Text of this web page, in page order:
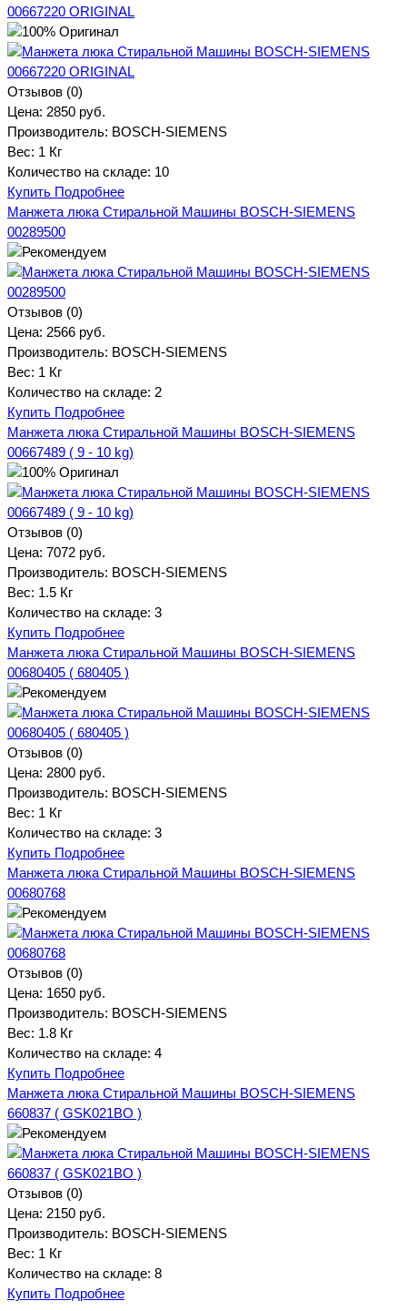
00667220 ORIGINAL
Отзывов (0)
Цена: 2850 руб.
Производитель: BOSCH-SIEMENS
Вес: 1 Кг
Количество на складе: 10
Купить Подробнее
Манжета люка Стиральной Машины BOSCH-SIEMENS
00289500
Отзывов (0)
Цена: 2566 руб.
Производитель: BOSCH-SIEMENS
Вес: 1 Кг
Количество на складе: 2
Купить Подробнее
Манжета люка Стиральной Машины BOSCH-SIEMENS
00667489 ( 9 - 10 kg)
Отзывов (0)
Цена: 7072 руб.
Производитель: BOSCH-SIEMENS
Вес: 1.5 Кг
Количество на складе: 3
Купить Подробнее
Манжета люка Стиральной Машины BOSCH-SIEMENS
00680405 ( 680405 )
Отзывов (0)
Цена: 2800 руб.
Производитель: BOSCH-SIEMENS
Вес: 1 Кг
Количество на складе: 3
Купить Подробнее
Манжета люка Стиральной Машины BOSCH-SIEMENS
00680768
Отзывов (0)
Цена: 1650 руб.
Производитель: BOSCH-SIEMENS
Вес: 1.8 Кг
Количество на складе: 4
Купить Подробнее
Манжета люка Стиральной Машины BOSCH-SIEMENS
660837 ( GSK021BO )
Отзывов (0)
Цена: 2150 руб.
Производитель: BOSCH-SIEMENS
Вес: 1 Кг
Количество на складе: 8
Купить Подробнее